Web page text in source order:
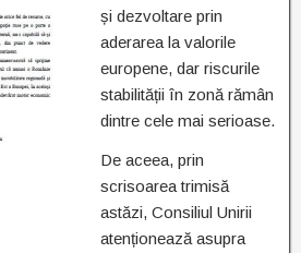
și dezvoltare prin
aderarea la valorile
europene, dar riscurile
stabilității în zonă rămân
dintre cele mai serioase.
De aceea, prin
scrisoarea trimisă
astăzi, Consiliul Unirii
atenționează asupra